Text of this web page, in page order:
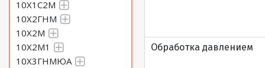
10Х1С2М
10Х2ГНМ
10Х2М
10Х2М1
10Х3ГНМЮА
Обработка давлением